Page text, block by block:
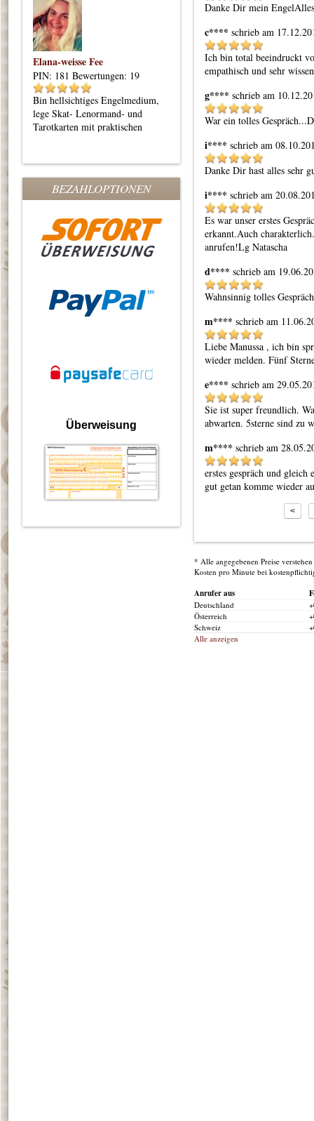
Elana-weisse Fee
PIN: 181 Bewertungen: 19
Bin hellsichtiges Engelmedium,
lege Skat- Lenormand- und
Tarotkarten mit praktischen
BEZAHLOPTIONEN
Überweisung
Danke Dir mein Engel
c**** schrieb am
Ich bin total beeindruckt
empathisch und sehr
g**** schrieb am
War ein tolles
i**** schrieb am
Danke Dir hast alles sehr
i**** schrieb am
Es war unser erstes
erkannt.Auch
anrufen!Lg Natascha
d**** schrieb am
m**** schrieb am
Liebe Manussa , ich bin
wieder melden. Fünf
e**** schrieb am
Sie ist super freundlich.
abwarten. 5sterne sind zu
m**** schrieb am
erstes gespräch und
gut getan komme wieder
<
* Alle angegebenen Preise
Kosten pro Minute bei
Anrufer aus
Deutschland
Österreich
Schweiz
Alle anzeigen